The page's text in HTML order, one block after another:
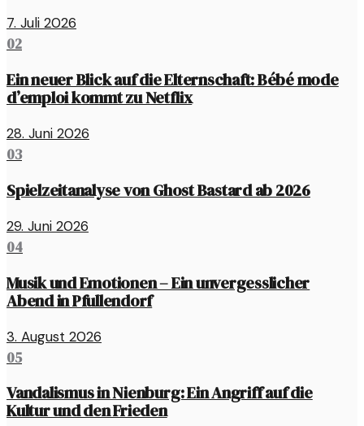
7. Juli 2026
02
Ein neuer Blick auf die Elternschaft: Bébé mode
d’emploi kommt zu Netflix
28. Juni 2026
03
Spielzeitanalyse von Ghost Bastard ab 2026
29. Juni 2026
04
Musik und Emotionen – Ein unvergesslicher
Abend in Pfullendorf
3. August 2026
05
Vandalismus in Nienburg: Ein Angriff auf die
Kultur und den Frieden